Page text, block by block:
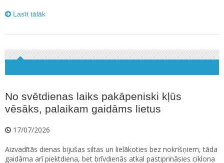
Lasīt tālāk
No svētdienas laiks pakāpeniski kļūs
vēsāks, palaikam gaidāms lietus
17/07/2026
Aizvadītās dienas bijušas siltas un lielākoties bez nokrišņiem, tāda
gaidāma arī piektdiena, bet brīvdienās atkal pastiprināsies ciklona